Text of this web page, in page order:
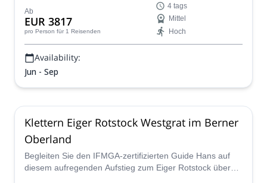
Ab
EUR 3817
pro Person für 1 Reisenden
4 tags
Mittel
Hoch
Availability:
Jun - Sep
Klettern Eiger Rotstock Westgrat im Berner
Oberland
Begleiten Sie den IFMGA-zertifizierten Guide Hans auf
diesem aufregenden Aufstieg zum Eiger Rotstock über